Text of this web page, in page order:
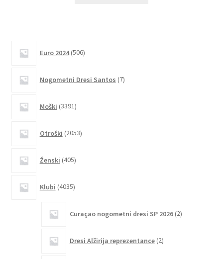
Euro 2024 506izdelkov
Nogometni Dresi Santos 7izdelkov
Moški 3391izdelkov
Otroški 2053izdelkov
Ženski 405izdelkov
Klubi 4035izdelkov
Curaçao nogometni dresi SP 2026 2izdelka
Dresi Alžirija reprezentance 2izdelka